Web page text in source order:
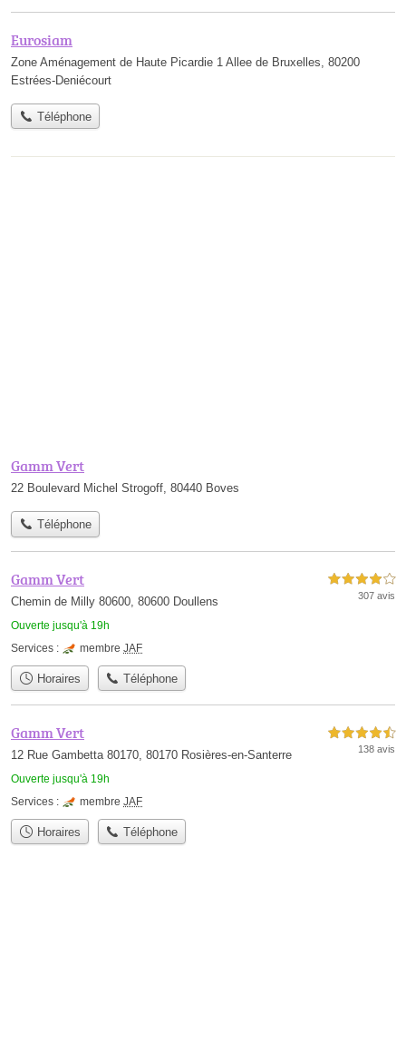
Eurosiam
Zone Aménagement de Haute Picardie 1 Allee de Bruxelles, 80200
Estrées-Deniécourt
Téléphone
Gamm Vert
22 Boulevard Michel Strogoff, 80440 Boves
Téléphone
Gamm Vert
Chemin de Milly 80600, 80600 Doullens
Ouverte jusqu'à 19h
4,0 étoiles sur 5
307 avis
Services : membre JAF
Horaires Téléphone
Gamm Vert
12 Rue Gambetta 80170, 80170 Rosières-en-Santerre
Ouverte jusqu'à 19h
4,5 étoiles sur 5
138 avis
Services : membre JAF
Horaires Téléphone